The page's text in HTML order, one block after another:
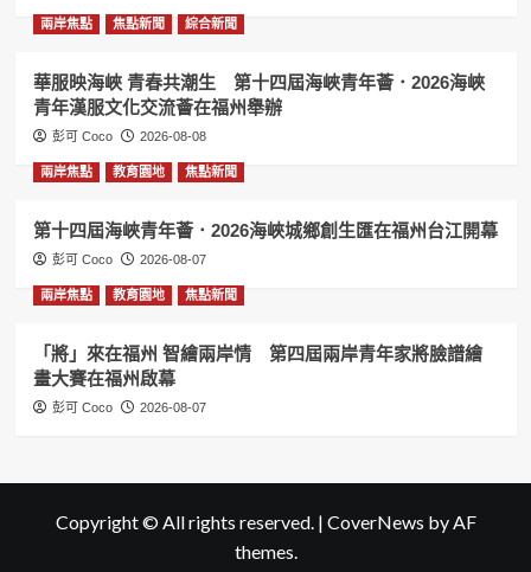
兩岸焦點 焦點新聞 綜合新聞
華服映海峽 青春共潮生 第十四屆海峽青年薈．2026海峽
青年漢服文化交流薈在福州舉辦
彭可 Coco 2026-08-08
兩岸焦點 教育園地 焦點新聞
第十四屆海峽青年薈．2026海峽城鄉創生匯在福州台江開幕
彭可 Coco 2026-08-07
兩岸焦點 教育園地 焦點新聞
「將」來在福州 智繪兩岸情 第四屆兩岸青年家將臉譜繪
畫大賽在福州啟幕
彭可 Coco 2026-08-07
Copyright © All rights reserved. | CoverNews by AF
themes.